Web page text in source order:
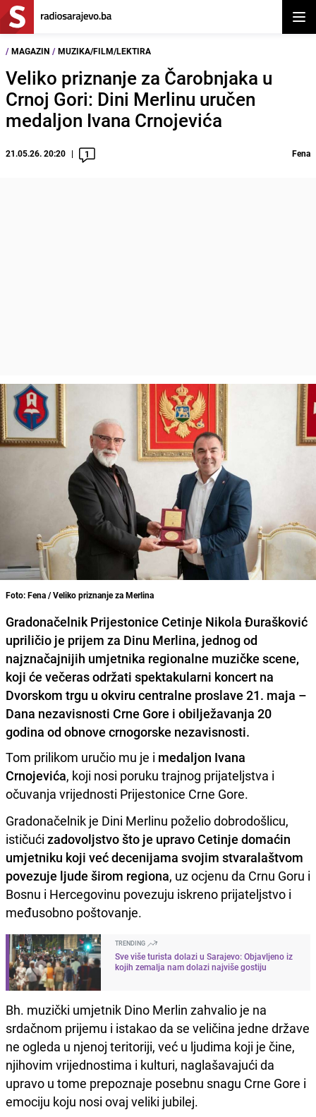
/ MAGAZIN / MUZIKA/FILM/LEKTIRA
Veliko priznanje za Čarobnjaka u
Crnoj Gori: Dini Merlinu uručen
medaljon Ivana Crnojevića
21.05.26. 20:20 1 Fena
Foto: Fena / Veliko priznanje za Merlina
Gradonačelnik Prijestonice Cetinje Nikola Đurašković
upriličio je prijem za Dinu Merlina, jednog od
najznačajnijih umjetnika regionalne muzičke scene,
koji će večeras održati spektakularni koncert na
Dvorskom trgu u okviru centralne proslave 21. maja –
Dana nezavisnosti Crne Gore i obilježavanja 20
godina od obnove crnogorske nezavisnosti.
Tom prilikom uručio mu je i medaljon Ivana
Crnojevića, koji nosi poruku trajnog prijateljstva i
očuvanja vrijednosti Prijestonice Crne Gore.
Gradonačelnik je Dini Merlinu poželio dobrodošlicu,
ističući zadovoljstvo što je upravo Cetinje domaćin
umjetniku koji već decenijama svojim stvaralaštvom
povezuje ljude širom regiona, uz ocjenu da Crnu Goru i
Bosnu i Hercegovinu povezuju iskreno prijateljstvo i
međusobno poštovanje.
TRENDING
Sve više turista dolazi u Sarajevo: Objavljeno iz
kojih zemalja nam dolazi najviše gostiju
Bh. muzički umjetnik Dino Merlin zahvalio je na
srdačnom prijemu i istakao da se veličina jedne države
ne ogleda u njenoj teritoriji, već u ljudima koji je čine,
njihovim vrijednostima i kulturi, naglašavajući da
upravo u tome prepoznaje posebnu snagu Crne Gore i
emociju koju nosi ovaj veliki jubilej.